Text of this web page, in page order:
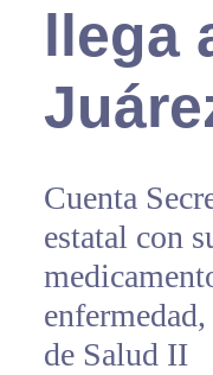
llega
Cuenta
estatal con
de Salud II